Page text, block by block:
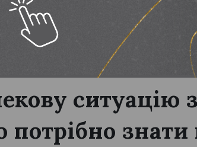
потрібно